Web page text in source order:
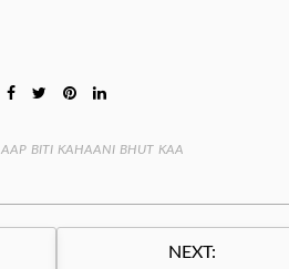
AAP BITI KAHAANI BHUT KAA
NEXT: